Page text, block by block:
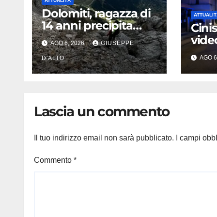
Dolomiti, ragazza di
14 anni precipita
durante
un’escursione:
tragedia sul Latemar
davanti alla famiglia
AGO 6, 2026 GIUSEPPE
D'ALTO
l’ex
lotta
AGO
Lascia un commento
Il tuo indirizzo email non sarà pubblicato. I campi
Commento *